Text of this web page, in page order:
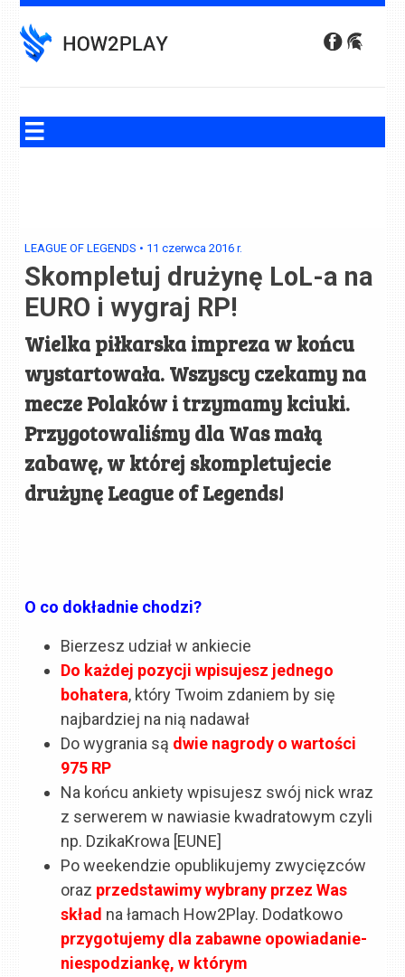
to
content
LEAGUE OF LEGENDS • 11 czerwca 2016 r.
Skompletuj drużynę LoL-a na
EURO i wygraj RP!
Wielka piłkarska impreza w końcu
wystartowała. Wszyscy czekamy na
mecze Polaków i trzymamy kciuki.
Przygotowaliśmy dla Was małą
zabawę, w której skompletujecie
drużynę League of Legends!
O co dokładnie chodzi?
Bierzesz udział w ankiecie
Do każdej pozycji wpisujesz jednego
bohatera, który Twoim zdaniem by się
najbardziej na nią nadawał
Do wygrania są dwie nagrody o wartości
975 RP
Na końcu ankiety wpisujesz swój nick wraz
z serwerem w nawiasie kwadratowym czyli
np. DzikaKrowa [EUNE]
Po weekendzie opublikujemy zwycięzców
oraz przedstawimy wybrany przez Was
skład na łamach How2Play. Dodatkowo
przygotujemy dla zabawne opowiadanie-
niespodziankę, w którym